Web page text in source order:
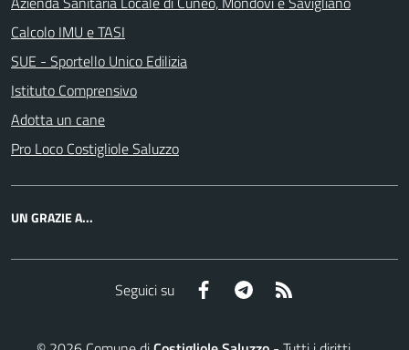
Calcolo IMU e TASI
SUE - Sportello Unico Edilizia
Istituto Comprensivo
Adotta un cane
Pro Loco Costigliole Saluzzo
UN GRAZIE A...
Seguici su Facebook Telegram